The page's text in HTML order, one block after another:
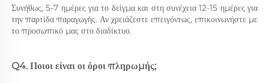
Συνήθως, 5-7 ημέρες για το δείγμα και στη συνέχεια 12-15 ημέρες για
την παρτίδα παραγωγής. Αν χρειάζεστε επειγόντως, επικοινωνήστε με
το προσωπικό μας στο διαδίκτυο.
Q4. Ποιοι είναι οι όροι πληρωμής;